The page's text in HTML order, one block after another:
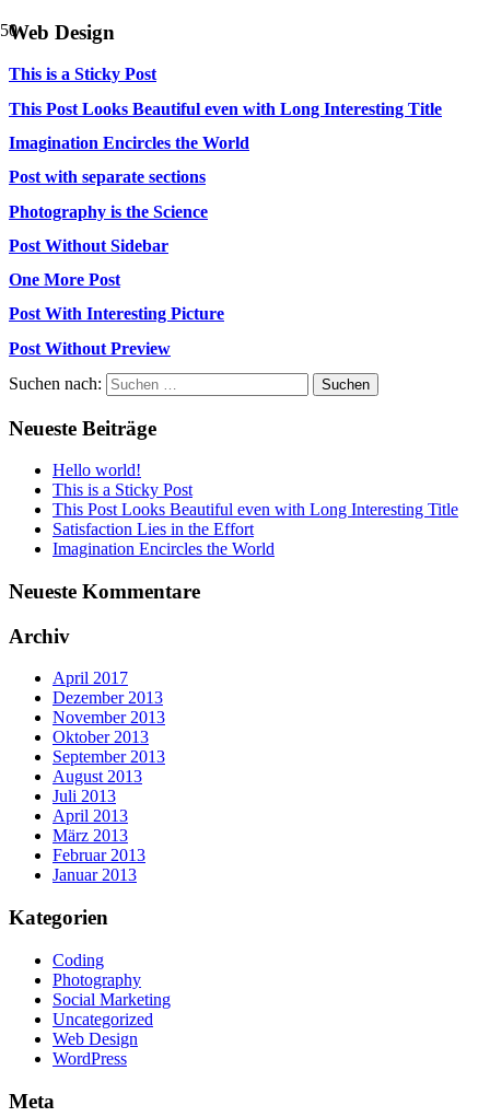
Web Design
This is a Sticky Post
This Post Looks Beautiful even with Long Interesting Title
Imagination Encircles the World
Post with separate sections
Photography is the Science
Post Without Sidebar
One More Post
Post With Interesting Picture
Post Without Preview
Suchen nach:
Neueste Beiträge
Hello world!
This is a Sticky Post
This Post Looks Beautiful even with Long Interesting Title
Satisfaction Lies in the Effort
Imagination Encircles the World
Neueste Kommentare
Archiv
April 2017
Dezember 2013
November 2013
Oktober 2013
September 2013
August 2013
Juli 2013
April 2013
März 2013
Februar 2013
Januar 2013
Kategorien
Coding
Photography
Social Marketing
Uncategorized
Web Design
WordPress
Meta